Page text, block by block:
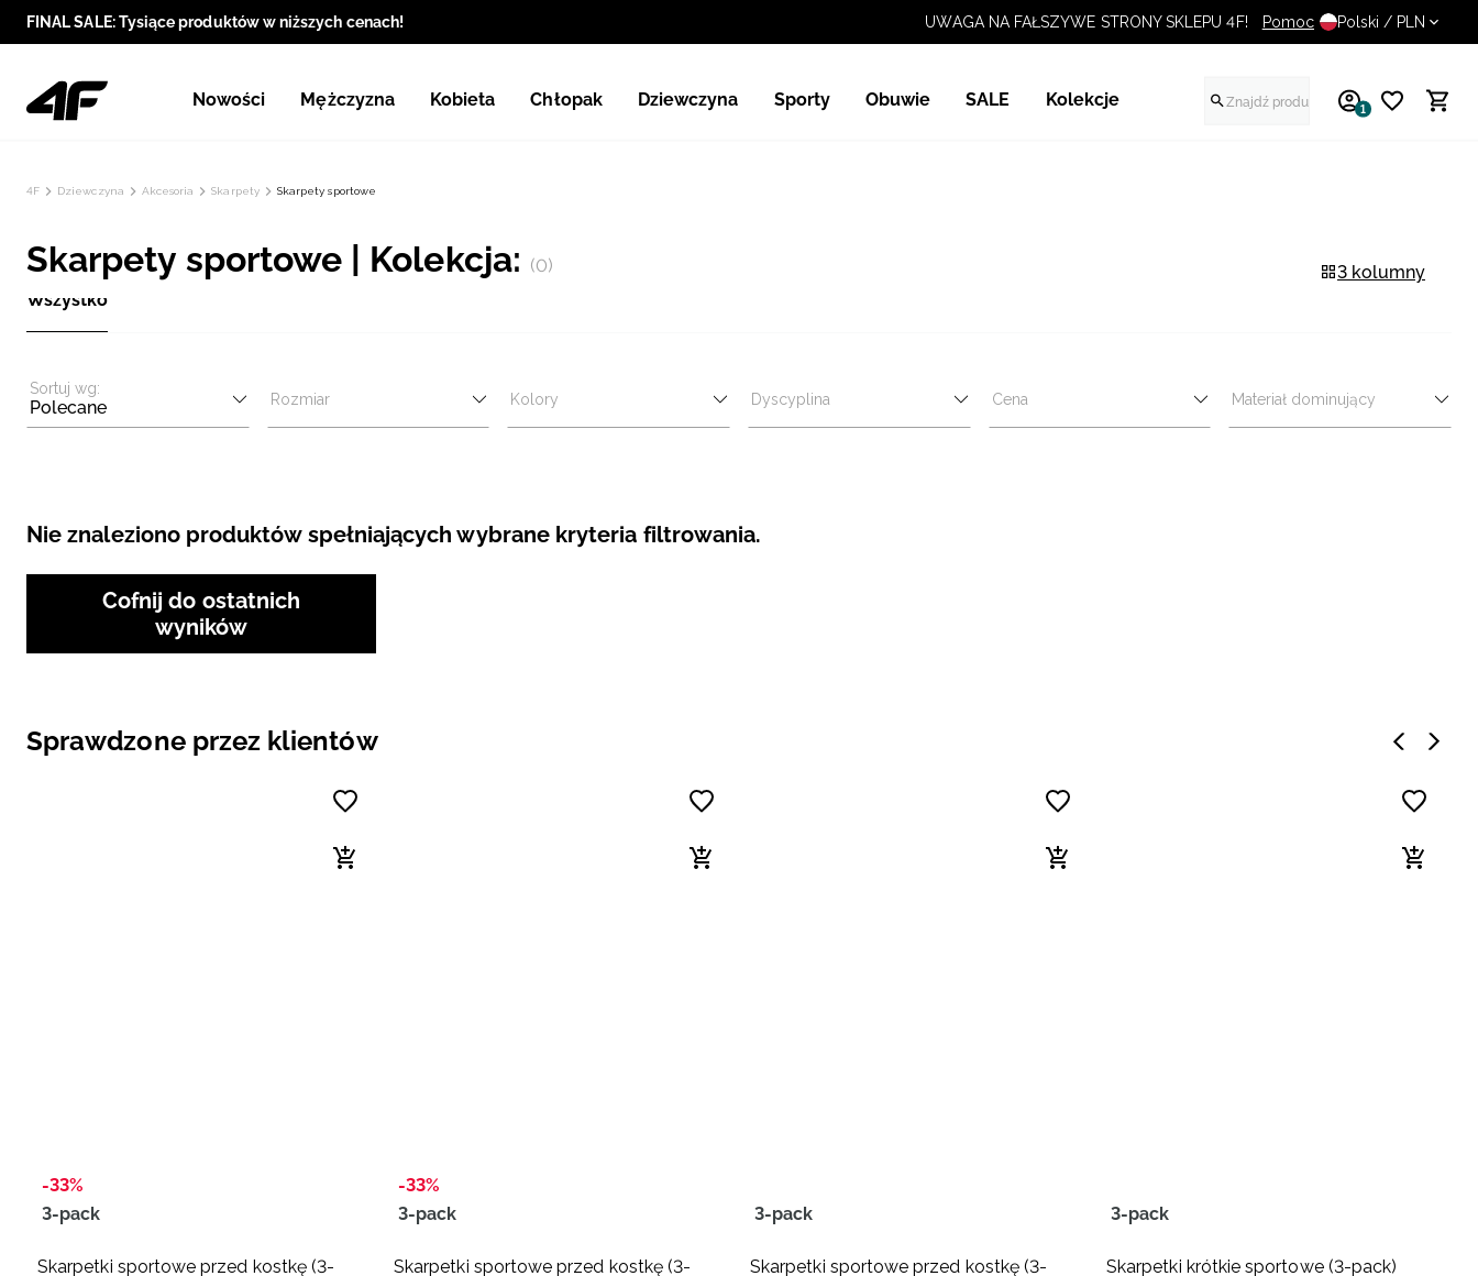
FINAL SALE: Tysiące produktów w niższych cenach! UWAGA NA FAŁSZYWE STRONY SKLEPU 4F!
Pomoc Polski / PLN
Nowości Mężczyzna Kobieta Chłopak Dziewczyna Sporty Obuwie SALE Kolekcje 1
4F Dziewczyna Akcesoria Skarpety Skarpety sportowe
3 kolumny
Skarpety sportowe | Kolekcja: (0)
Wszystko
Sortuj wg:
Polecane Rozmiar Kolory Dyscyplina Cena Materiał dominujący
Nie znaleziono produktów spełniających wybrane kryteria filtrowania.
Cofnij do ostatnich
wyników
Sprawdzone przez klientów
-33%
3-pack
Skarpetki sportowe przed kostkę (3-
-33%
3-pack
Skarpetki sportowe przed kostkę (3-
3-pack
Skarpetki sportowe przed kostkę (3-
3-pack
Skarpetki krótkie sportowe (3-pack)